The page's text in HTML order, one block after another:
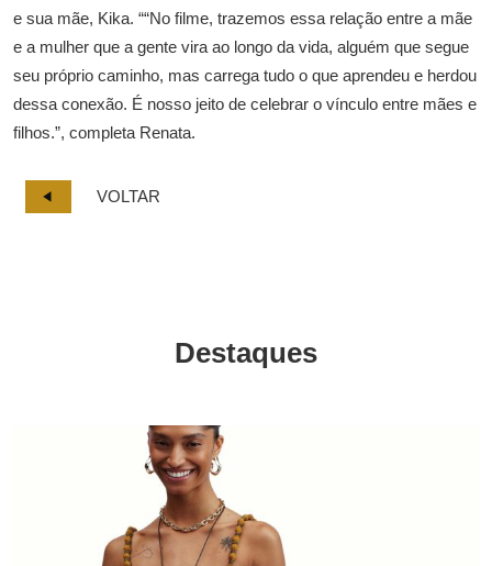
e sua mãe, Kika. ““No filme, trazemos essa relação entre a mãe
e a mulher que a gente vira ao longo da vida, alguém que segue
seu próprio caminho, mas carrega tudo o que aprendeu e herdou
dessa conexão. É nosso jeito de celebrar o vínculo entre mães e
filhos.”, completa Renata.
VOLTAR
Destaques